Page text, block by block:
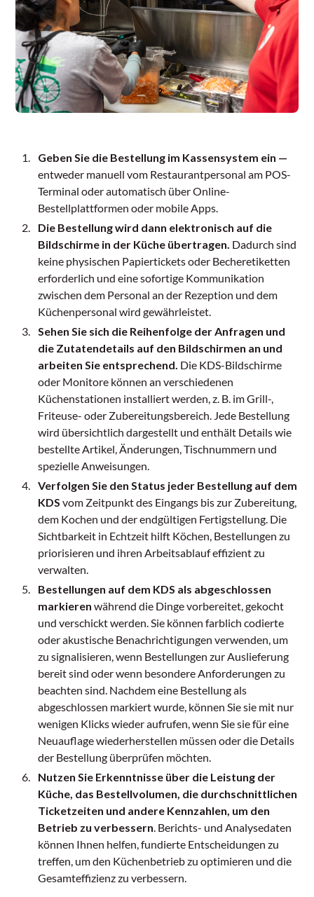
Geben Sie die Bestellung im Kassensystem ein —
entweder manuell vom Restaurantpersonal am POS-
Terminal oder automatisch über Online-
Bestellplattformen oder mobile Apps.
Die Bestellung wird dann elektronisch auf die
Bildschirme in der Küche übertragen. Dadurch sind
keine physischen Papiertickets oder Becheretiketten
erforderlich und eine sofortige Kommunikation
zwischen dem Personal an der Rezeption und dem
Küchenpersonal wird gewährleistet.
Sehen Sie sich die Reihenfolge der Anfragen und
die Zutatendetails auf den Bildschirmen an und
arbeiten Sie entsprechend. Die KDS-Bildschirme
oder Monitore können an verschiedenen
Küchenstationen installiert werden, z. B. im Grill-,
Friteuse- oder Zubereitungsbereich. Jede Bestellung
wird übersichtlich dargestellt und enthält Details wie
bestellte Artikel, Änderungen, Tischnummern und
spezielle Anweisungen.
Verfolgen Sie den Status jeder Bestellung auf dem
KDS vom Zeitpunkt des Eingangs bis zur Zubereitung,
dem Kochen und der endgültigen Fertigstellung. Die
Sichtbarkeit in Echtzeit hilft Köchen, Bestellungen zu
priorisieren und ihren Arbeitsablauf effizient zu
verwalten.
Bestellungen auf dem KDS als abgeschlossen
markierenwährend die Dinge vorbereitet, gekocht
und verschickt werden. Sie können farblich codierte
oder akustische Benachrichtigungen verwenden, um
zu signalisieren, wenn Bestellungen zur Auslieferung
bereit sind oder wenn besondere Anforderungen zu
beachten sind. Nachdem eine Bestellung als
abgeschlossen markiert wurde, können Sie sie mit nur
wenigen Klicks wieder aufrufen, wenn Sie sie für eine
Neuauflage wiederherstellen müssen oder die Details
der Bestellung überprüfen möchten.
Nutzen Sie Erkenntnisse über die Leistung der
Küche, das Bestellvolumen, die durchschnittlichen
Ticketzeiten und andere Kennzahlen, um den
Betrieb zu verbessern. Berichts- und Analysedaten
können Ihnen helfen, fundierte Entscheidungen zu
treffen, um den Küchenbetrieb zu optimieren und die
Gesamteffizienz zu verbessern.